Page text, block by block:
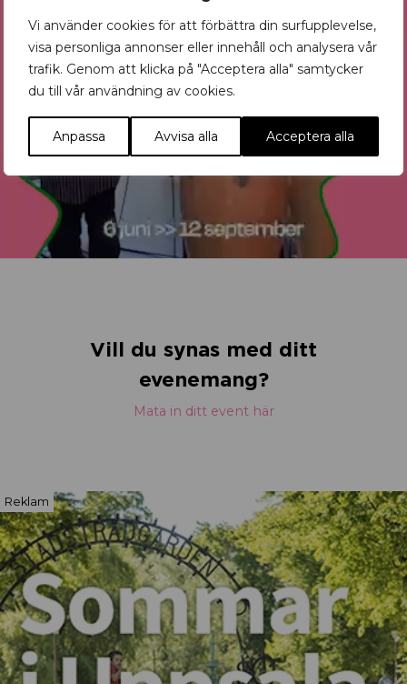
Vi använder cookies för att förbättra din surfupplevelse,
visa personliga annonser eller innehåll och analysera vår
trafik. Genom att klicka på "Acceptera alla" samtycker
du till vår användning av cookies.
Anpassa Avvisa alla Acceptera alla
Vill du synas med ditt
evenemang?
Mata in ditt event här
Reklam